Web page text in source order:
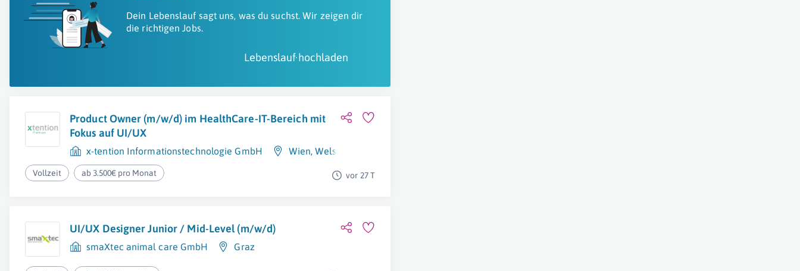
Dein Lebenslauf sagt uns, was du suchst. Wir zeigen dir
die richtigen Jobs.
Lebenslauf hochladen
Product Owner (m/w/d) im HealthCare-IT-Bereich mit
Fokus auf UI/UX
x-tention Informationstechnologie GmbH Wien,Wels
Vollzeit ab 3.500€ pro Monat vor 27 T
UI/UX Designer Junior / Mid-Level (m/w/d)
smaXtec animal care GmbH Graz